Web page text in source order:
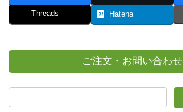
Threads Hatena
ご注文・お問い合わせ